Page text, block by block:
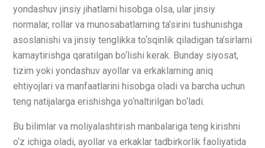
yondashuv jinsiy jihatlarni hisobga olsa, ular jinsiy
normalar, rollar va munosabatlarning ta’sirini tushunishga
asoslanishi va jinsiy tenglikka to‘sqinlik qiladigan ta’sirlarni
kamaytirishga qaratilgan bo‘lishi kerak. Bunday siyosat,
tizim yoki yondashuv ayollar va erkaklarning aniq
ehtiyojlari va manfaatlarini hisobga oladi va barcha uchun
teng natijalarga erishishga yo‘naltirilgan bo‘ladi.
Bu bilimlar va moliyalashtirish manbalariga teng kirishni
o‘z ichiga oladi, ayollar va erkaklar tadbirkorlik faoliyatida